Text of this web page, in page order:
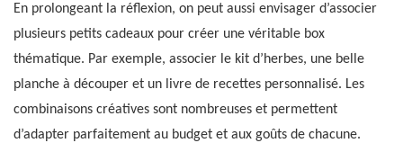
En prolongeant la réflexion, on peut aussi envisager d’associer
plusieurs petits cadeaux pour créer une véritable box
thématique. Par exemple, associer le kit d’herbes, une belle
planche à découper et un livre de recettes personnalisé. Les
combinaisons créatives sont nombreuses et permettent
d’adapter parfaitement au budget et aux goûts de chacune.